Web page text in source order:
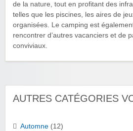
de la nature, tout en profitant des
telles que les piscines, les aires de
organisées. Le camping est
rencontrer d’autres vacanciers et de
conviviaux.
AUTRES CATÉGORIES
Automne (12)